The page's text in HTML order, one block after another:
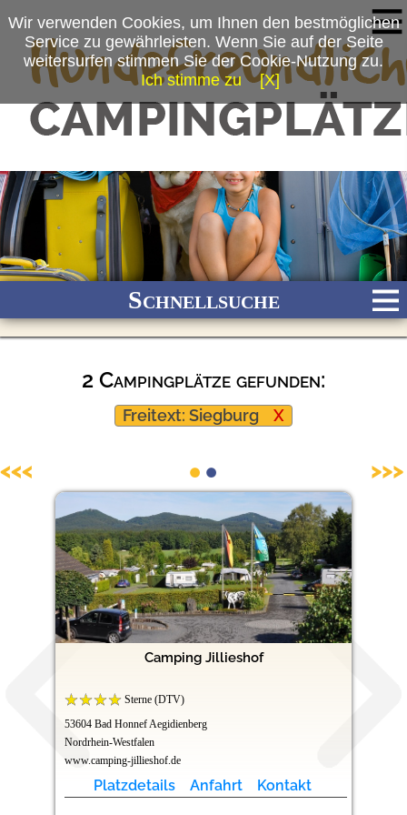
Schnellsuche
Fluss Meer Gebirge See
Wald/Wiesen
Ganzjährig geöffnet
Hundefreundliche Campingplätze
2 Campingplätze gefunden:
Freitext: Siegburg X
Camping Jillieshof
Sterne (DTV)
53604 Bad Honnef Aegidienberg
Nordrhein-Westfalen
www.camping-jillieshof.de
Platzdetails Anfahrt Kontakt
<<< >>>
Wir verwenden Cookies, um Ihnen den bestmöglichen
Service zu gewährleisten. Wenn Sie auf der Seite
weitersurfen stimmen Sie der Cookie-Nutzung zu.
Ich stimme zu
[X]